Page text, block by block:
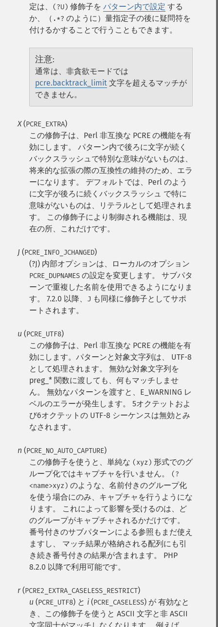
定は、
(?U) 修飾子を パターン内で設定 する
か、（ .*? のように）量指定子の後に疑問符を
付けるかすることで行うこともできます。
注意:
通常は、非貪欲モードでは
pcre.backtrack_limit 文字を超えるマッチが
できません。
X(PCRE_EXTRA)
この修飾子は、Perl 非互換な PCRE の機能を有
効にします。 パターン内で後ろに文字が続く
バックスラッシュで特別な意味がないものは、
将来的な拡張の際の互換性の維持のため、エラ
ーになります。 デフォルトでは、Perl のよう
に文字が後ろに続くバックスラッシュ で特に
意味がないものは、リテラルとして処理されま
す。 この修飾子により制御される機能は、現
在の所、これだけです。
J (PCRE_INFO_JCHANGED)
(?J) 内部オプションは、ローカルのオプション
PCRE_DUPNAMES の設定を変更します。 サブパタ
ーンで重複した名前を使用できるようになりま
す。 7.2.0 以降、
J も同様に修飾子としてサポ
ートされます。
u (PCRE_UTF8)
この修飾子は、Perl 非互換な PCRE の機能を有
効にします。パターンと対象文字列は、 UTF-8
として処理されます。 無効な対象文字列を
preg_* 関数に渡しても、何もマッチしませ
ん。 無効なパターンを渡すと、E_WARNING レ
ベルのエラーが発生します。 5オクテットおよ
び6オクテットの UTF-8 シーケンスは無効とみ
なされます。
n (PCRE_NO_AUTO_CAPTURE)
この修飾子を使うと、単純な (xyz) 形式でのグ
ループ化ではキャプチャを行いません。
(?
<name>xyz) のような、名前付きのグループ化
を使う場合にのみ、キャプチャを行うようにな
ります。 これによって影響を受けるのは、ど
のグループがキャプチャされるかだけです。
番号付きのサブパターンによる参照もまだ使え
ますし、 マッチ結果が格納される配列にも引
き続き番号付きの結果が含まれます。 PHP
8.2.0 以降で利用可能です。
r(PCRE2_EXTRA_CASELESS_RESTRICT)
u (PCRE_UTF8) と i (PCRE_CASELESS) が 有効なと
き、この修飾子を使うと ASCII 文字と非 ASCII